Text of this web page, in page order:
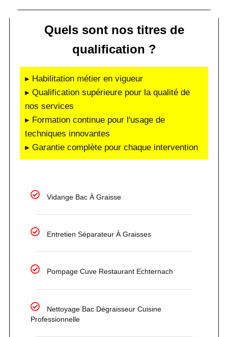
Quels sont nos titres de
qualification ?
▸ Habilitation métier en vigueur
▸ Qualification supérieure pour la qualité de
nos services
▸ Formation continue pour l'usage de
techniques innovantes
▸ Garantie complète pour chaque intervention
Vidange Bac À Graisse
Entretien Séparateur À Graisses
Pompage Cuve Restaurant Echternach
Nettoyage Bac Dégraisseur Cuisine
Professionnelle